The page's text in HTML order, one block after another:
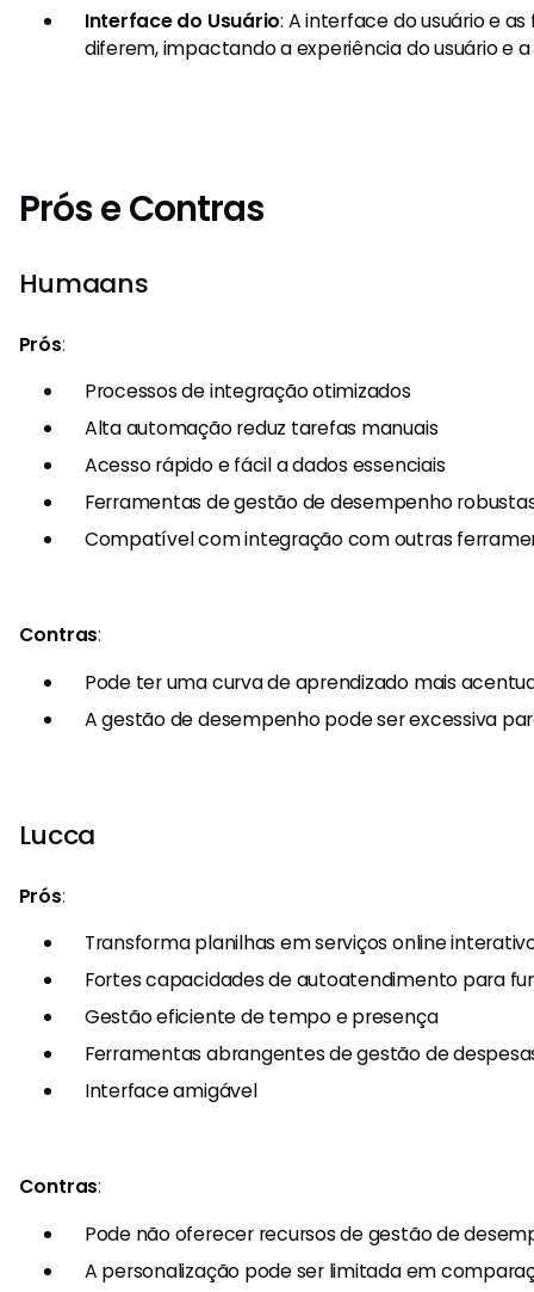
Interface do Usuário: A interface do usuário e
diferem, impactando a experiência do usuário e
Prós e Contras
Humaans
Prós:
Processos de integração otimizados
Alta automação reduz tarefas manuais
Acesso rápido e fácil a dados essenciais
Ferramentas de gestão de desempenho
Compatível com integração com outras
Contras:
Pode ter uma curva de aprendizado mais
A gestão de desempenho pode ser excessiva
Lucca
Prós:
Transforma planilhas em serviços online
Fortes capacidades de autoatendimento para
Gestão eficiente de tempo e presença
Ferramentas abrangentes de gestão de
Interface amigável
Contras:
Pode não oferecer recursos de gestão de
A personalização pode ser limitada em